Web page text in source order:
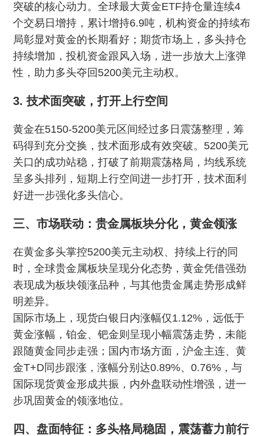
突破的核心动力。全球最大黄金ETF持仓量连续4
个交易日增持，累计增持6.9吨，机构资金的持续布
局彰显对黄金的长期看好；期货市场上，多头持仓
持续增加，投机资金跟风入场，进一步放大上涨弹
性，助力多头夺回5200美元主动权。
3. 技术面突破，打开上行空间
黄金在5150-5200美元区间经过多日震荡整理，筹
码得到充分交换，技术面形成有效突破。5200美元
关口的成功站稳，打破了前期震荡格局，均线系统
呈多头排列，短期上行空间进一步打开，技术面利
好进一步强化多头信心。
三、市场联动：贵金属板块分化，黄金领涨
在黄金多头掌控5200美元主动权、持续上行的同
时，全球贵金属板块呈现分化态势，黄金凭借强劲
表现成为板块领涨品种，与其他贵金属走势形成鲜
明差异。
国际市场上，现货白银日内涨幅仅1.12%，远低于
黄金涨幅，铂金、钯金则呈现小幅震荡走势，未能
跟随黄金同步走强；国内市场方面，沪金主连、黄
金T+D同步跟涨，涨幅分别达0.89%、0.76%，与
国际现货黄金形成共振，内外盘联动性增强，进一
步巩固黄金的领涨地位。
四、盘面特征：多头格局稳固，震荡蓄力前行